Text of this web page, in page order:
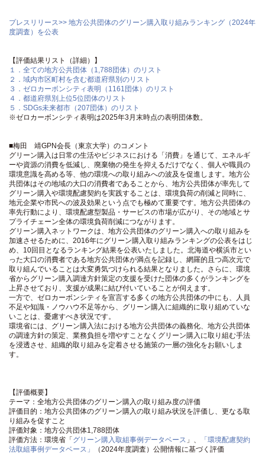
プレスリリース>> 地方公共団体のグリーン購入取り組みランキング（2024年
度調査）を公表
【評価結果リスト（詳細）】
１．全ての地方公共団体（1,788団体）のリスト
２．域内市区町村を含む都道府県別のリスト
３．ゼロカーボンシティ表明（1161団体）のリスト
４．都道府県別上位5位団体のリスト
５．SDGs未来都市（207団体）のリスト
※ゼロカーボンシティ表明は2025年3月末時点の表明団体数。
■梅田 靖GPN会長（東京大学）のコメント
グリーン購入は日常の生活やビジネスにおける「消費」を通じて、エネルギ
ーや資源の消費を低減し、廃棄物の発生を抑えるだけでなく、個人や職員の
環境意識を高める等、他の環境への取り組みへの波及を促進します。地方公
共団体はその地域の大口の消費者であることから、地方公共団体が率先して
グリーン購入や環境配慮契約を実践することは、環境負荷の削減と同時に、
地元企業や市民への波及効果という点でも極めて重要です。地方公共団体の
率先行動により、環境配慮型製品・サービスの市場が広がり、その地域とサ
プライチェーン全体の環境負荷削減につながります。
グリーン購入ネットワークは、地方公共団体のグリーン購入への取り組みを
加速させるために、2016年にグリーン購入取り組みランキングの公表をはじ
め、10回目となるランキング結果を公表いたしました。北海道や横浜市とい
った大口の消費者である地方公共団体が満点を記録し、網羅的且つ高次元で
取り組んでいることは大変勇気づけられる結果となりました。さらに、環境
省からグリーン購入調達方針策定の支援を受けた団体の多くがランキングを
上昇させており、支援が成果に結び付いていることが伺えます。
一方で、ゼロカーボンシティを宣言する多くの地方公共団体の中にも、人員
不足や知識・ノウハウ不足等から、グリーン購入に組織的に取り組めていな
いことは、憂慮すべき状況です。
環境省には、グリーン購入法における地方公共団体の義務化、地方公共団体
の調達方針の策定、業務負担を増やすことなくグリーン購入に取り組む手法
を浸透させ、組織的取り組みを定着させる施策の一層の強化をお願いしま
す。
【評価概要】
テーマ：全地方公共団体のグリーン購入の取り組み度の評価
評価目的：地方公共団体のグリーン購入の取り組み状況を評価し、更なる取
り組みを促すこと
評価対象：地方公共団体1,788団体
評価方法：環境省「グリーン購入取組事例データベース 」、
「環境配慮契約
法取組事例データベース」
（2024年度調査）公開情報に基づく評価